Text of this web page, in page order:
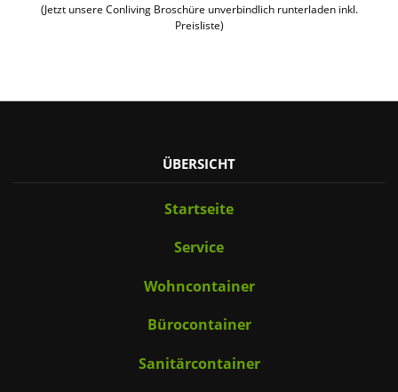
(Jetzt unsere Conliving Broschüre unverbindlich runterladen inkl.
Preisliste)
ÜBERSICHT
Startseite
Service
Wohncontainer
Bürocontainer
Sanitärcontainer